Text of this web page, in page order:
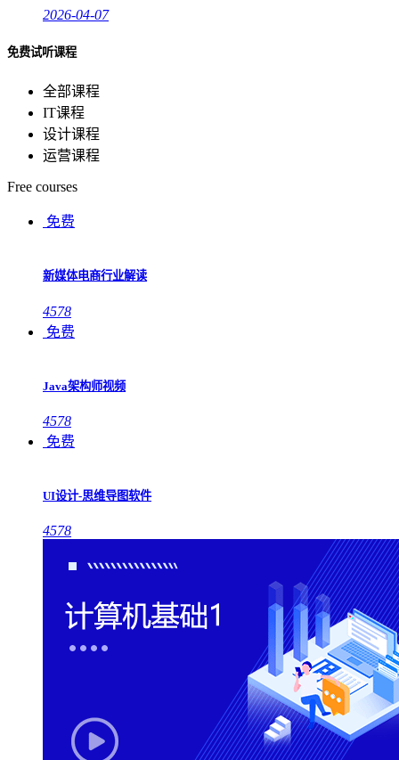
2026-04-07
免费试听课程
全部课程
IT课程
设计课程
运营课程
Free courses
免费
新媒体电商行业解读
4578
免费
Java架构师视频
4578
免费
UI设计-思维导图软件
4578